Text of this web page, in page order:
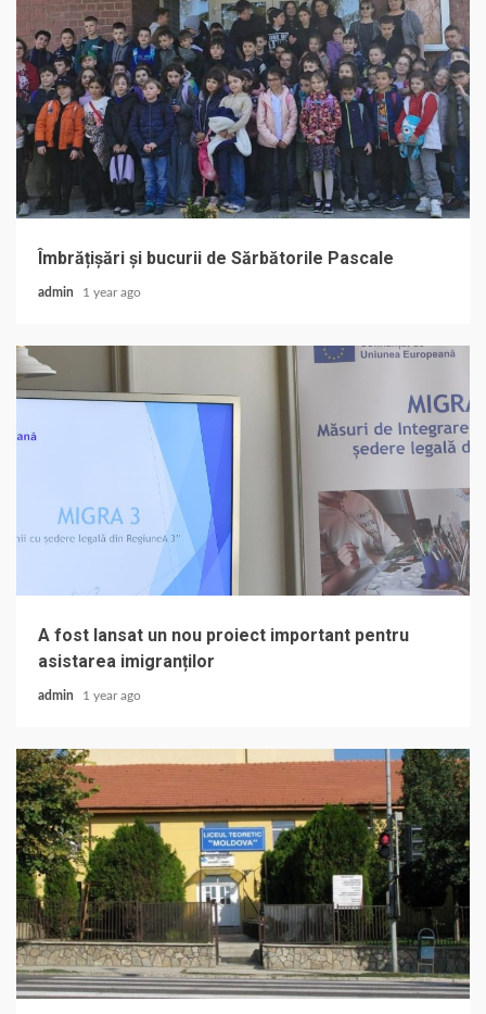
Îmbrățișări și bucurii de Sărbătorile Pascale
admin 1 year ago
A fost lansat un nou proiect important pentru
asistarea imigranților
admin 1 year ago